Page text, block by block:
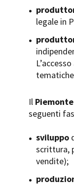
Piemonte Film Tv
Piemonte Doc Film
Short Film Fund
Amministrazione trasparente
legale in
Il
seguenti
sviluppo
scrittura,
vendite);